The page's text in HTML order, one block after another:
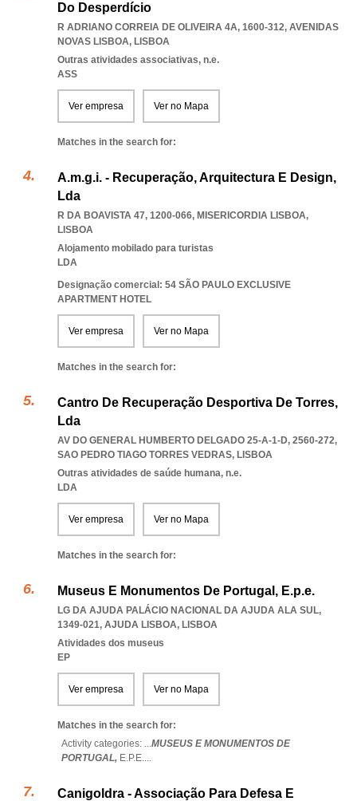
Do Desperdício
R ADRIANO CORREIA DE OLIVEIRA 4A, 1600-312, AVENIDAS
NOVAS LISBOA, LISBOA
Outras atividades associativas, n.e.
ASS
Ver empresa Ver no Mapa
Matches in the search for:
A.m.g.i. - Recuperação, Arquitectura E Design,
Lda
R DA BOAVISTA 47, 1200-066, MISERICORDIA LISBOA,
LISBOA
Alojamento mobilado para turistas
LDA
Designação comercial: 54 SÃO PAULO EXCLUSIVE
APARTMENT HOTEL
Ver empresa Ver no Mapa
Matches in the search for:
Cantro De Recuperação Desportiva De Torres,
Lda
AV DO GENERAL HUMBERTO DELGADO 25-A-1-D, 2560-272,
SAO PEDRO TIAGO TORRES VEDRAS, LISBOA
Outras atividades de saúde humana, n.e.
LDA
Ver empresa Ver no Mapa
Matches in the search for:
Museus E Monumentos De Portugal, E.p.e.
LG DA AJUDA PALÁCIO NACIONAL DA AJUDA ALA SUL,
1349-021, AJUDA LISBOA, LISBOA
Atividades dos museus
EP
Ver empresa Ver no Mapa
Matches in the search for:
Activity categories: ...MUSEUS E MONUMENTOS DE
PORTUGAL, E.P.E....
Canigoldra - Associação Para Defesa E